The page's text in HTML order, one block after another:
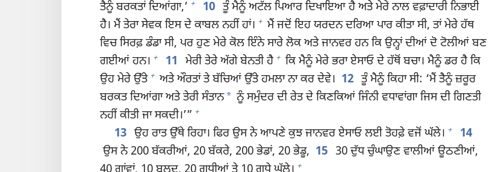
ਤੈਨੂੰ ਬਰਕਤਾਂ ਦਿਆਂਗਾ,’ + 10 ਤੂੰ ਮੈਨੂੰ ਅਟੱਲ ਪਿਆਰ ਦਿਖਾਇਆ ਹੈ ਅਤੇ ਮੇਰੇ ਨਾਲ ਵਫ਼ਾਦਾਰੀ ਨਿਭਾਈ
ਹੈ। ਮੈਂ ਤੇਰਾ ਸੇਵਕ ਇਸ ਦੇ ਕਾਬਲ ਨਹੀਂ ਹਾਂ। + ਮੈਂ ਜਦੋਂ ਇਹ ਯਰਦਨ ਦਰਿਆ ਪਾਰ ਕੀਤਾ ਸੀ, ਤਾਂ ਮੇਰੇ ਹੱਥ
ਵਿਚ ਸਿਰਫ਼ ਡੰਡਾ ਸੀ, ਪਰ ਹੁਣ ਮੇਰੇ ਕੋਲ ਇੰਨੇ ਸਾਰੇ ਲੋਕ ਅਤੇ ਜਾਨਵਰ ਹਨ ਕਿ ਉਨ੍ਹਾਂ ਦੀਆਂ ਦੋ ਟੋਲੀਆਂ ਬਣ
ਗਈਆਂ ਹਨ। + 11 ਮੇਰੀ ਤੇਰੇ ਅੱਗੇ ਬੇਨਤੀ ਹੈ + ਕਿ ਮੈਨੂੰ ਮੇਰੇ ਭਰਾ ਏਸਾਓ ਦੇ ਹੱਥੋਂ ਬਚਾ। ਮੈਨੂੰ ਡਰ ਹੈ ਕਿ
ਉਹ ਮੇਰੇ ਉੱਤੇ + ਅਤੇ ਔਰਤਾਂ ਤੇ ਬੱਚਿਆਂ ਉੱਤੇ ਹਮਲਾ ਨਾ ਕਰ ਦੇਵੇ। 12 ਤੂੰ ਮੈਨੂੰ ਕਿਹਾ ਸੀ: ‘ਮੈਂ ਤੈਨੂੰ ਜ਼ਰੂਰ
ਬਰਕਤ ਦਿਆਂਗਾ ਅਤੇ ਤੇਰੀ ਸੰਤਾਨ* ਨੂੰ ਸਮੁੰਦਰ ਦੀ ਰੇਤ ਦੇ ਕਿਣਕਿਆਂ ਜਿੰਨੀ ਵਧਾਵਾਂਗਾ ਜਿਸ ਦੀ ਗਿਣਤੀ
ਨਹੀਂ ਕੀਤੀ ਜਾ ਸਕਦੀ।’” +
13 ਉਹ ਰਾਤ ਉੱਥੇ ਰਿਹਾ। ਫਿਰ ਉਸ ਨੇ ਆਪਣੇ ਕੁਝ ਜਾਨਵਰ ਏਸਾਓ ਲਈ ਤੋਹਫ਼ੇ ਵਜੋਂ ਘੱਲੇ। +
14
ਉਸ ਨੇ 200 ਬੱਕਰੀਆਂ, 20 ਬੱਕਰੇ, 200 ਭੇਡਾਂ, 20 ਭੇਡੂ, 15 30 ਦੁੱਧ ਚੁੰਘਾਉਣ ਵਾਲੀਆਂ ਊਠਣੀਆਂ,
+